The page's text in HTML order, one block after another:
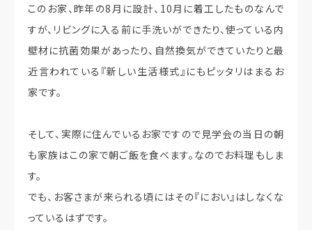
このお家、昨年の8月に設計、10月に着工したものなんで
すが、リビングに入る前に手洗いができたり、使っている内
壁材に抗菌効果があったり、自然換気ができていたりと最
近言われている『新しい生活様式』にもピッタリはまるお
家です。
そして、実際に住んでいるお家ですので見学会の当日の朝
も家族はこの家で朝ご飯を食べます。なのでお料理もしま
す。
でも、お客さまが来られる頃にはその『におい』はしなくな
っているはずです。